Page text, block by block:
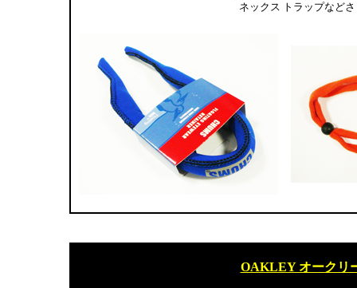
ネックス トラップなど
OAKLEY オークリ